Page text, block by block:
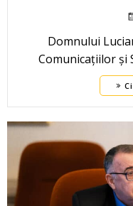
Domnului
Comunicațiilor și